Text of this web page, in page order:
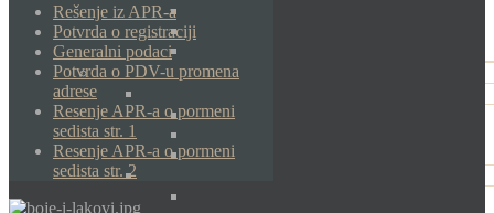
Rešenje iz APR-a
Potvrda o registraciji
Generalni podaci
Potvrda o PDV-u promena
adrese
Resenje APR-a o pormeni
sedista str. 1
Resenje APR-a o pormeni
sedista str. 2